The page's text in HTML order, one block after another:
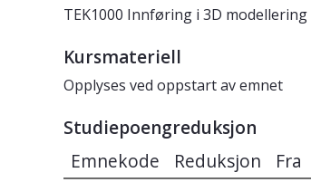
TEK1000 Innføring i 3D
Kursmateriell
Opplyses ved oppstart av emnet
Studiepoengreduksjon
Emnekode Reduksjon Fra